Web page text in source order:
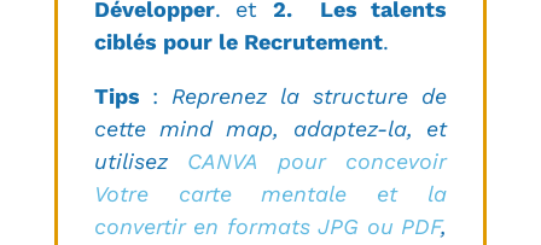
Développer. et 2. Les talents
ciblés pour le Recrutement.
Tips : Reprenez la structure de
cette mind map, adaptez-la, et
utilisez CANVA pour concevoir
Votre carte mentale et la
convertir en formats JPG ou PDF,